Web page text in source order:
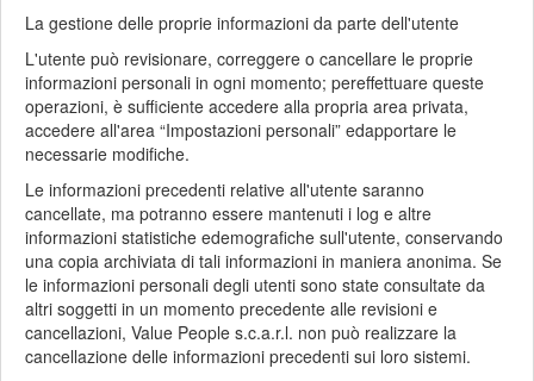
La gestione delle proprie informazioni da parte dell'utente
L'utente può revisionare, correggere o cancellare le proprie
informazioni personali in ogni momento; pereffettuare queste
operazioni, è sufficiente accedere alla propria area privata,
accedere all'area “Impostazioni personali” edapportare le
necessarie modifiche.
Le informazioni precedenti relative all'utente saranno
cancellate, ma potranno essere mantenuti i log e altre
informazioni statistiche edemografiche sull'utente, conservando
una copia archiviata di tali informazioni in maniera anonima. Se
le informazioni personali degli utenti sono state consultate da
altri soggetti in un momento precedente alle revisioni e
cancellazioni, Value People s.c.a.r.l. non può realizzare la
cancellazione delle informazioni precedenti sui loro sistemi.